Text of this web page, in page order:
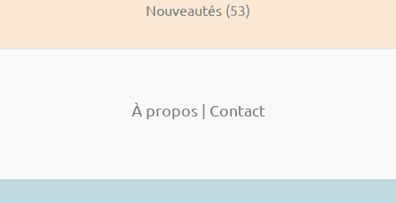
Nouveautés (53)
À propos| Contact